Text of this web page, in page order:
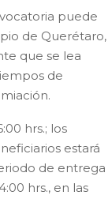
puede
de Querétaro,
que se lea
de
hrs.; los
estará
de entrega
hrs., en las